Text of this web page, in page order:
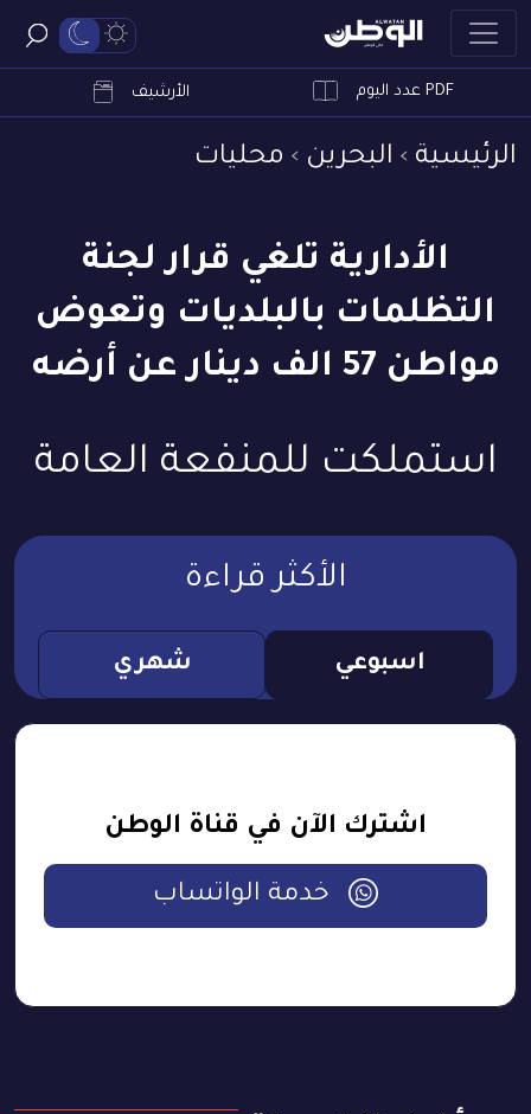
PDF عدد اليوم الأرشيف
الرئيسية البحرين محليات
الأدارية تلغي قرار لجنة
التظلمات بالبلديات وتعوض
مواطن 57 الف دينار عن أرضه
استملكت للمنفعة العامة
الأكثر قراءة
اسبوعي شهري
اشترك الآن في قناة الوطن
خدمة الواتساب